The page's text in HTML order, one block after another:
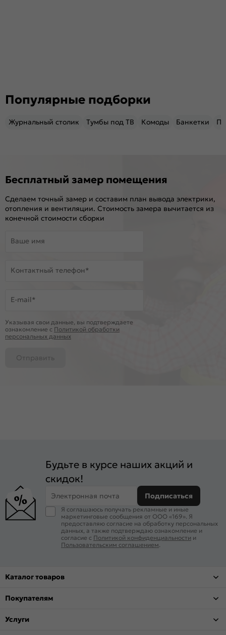
Популярные подборки
Журнальный столик Тумбы под ТВ Комоды Банкетки
Бесплатный замер помещения
Сделаем точный замер и составим план вывода электрики,
отопления и вентиляции. Стоимость замера вычитается из
конечной стоимости сборки
Ваше имя
Контактный телефон*
E-mail*
Указывая свои данные, вы подтверждаете
ознакомление c Политикой обработки
персональных данных
Отправить
Будьте в курсе наших акций и
скидок!
Электронная почта Подписаться
Я соглашаюсь получать рекламные и иные
маркетинговые сообщения от ООО «169». Я
предоставляю согласие на обработку персональных
данных, а также подтверждаю ознакомление и
согласие с Политикой конфиденциальности и
Пользовательским соглашением
Каталог товаров
Покупателям
Услуги